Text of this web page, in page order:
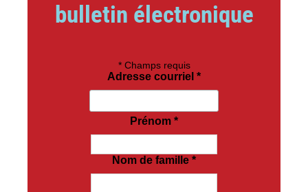
bulletin électronique
*Champs requis
Adresse courriel *
Prénom *
Nom de famille *